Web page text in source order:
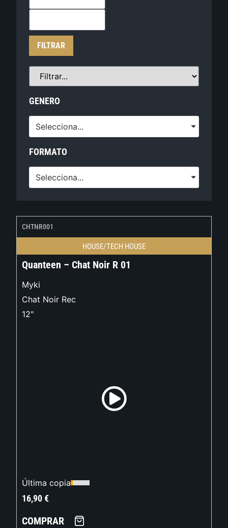
FILTRAR
GENERO
Selecciona...
FORMATO
Selecciona...
CHTNR001
HOUSE/TECH HOUSE
Quanteen – Chat Noir R 01
Myki
Chat Noir Rec
12"
Última copia
16,90€
COMPRAR